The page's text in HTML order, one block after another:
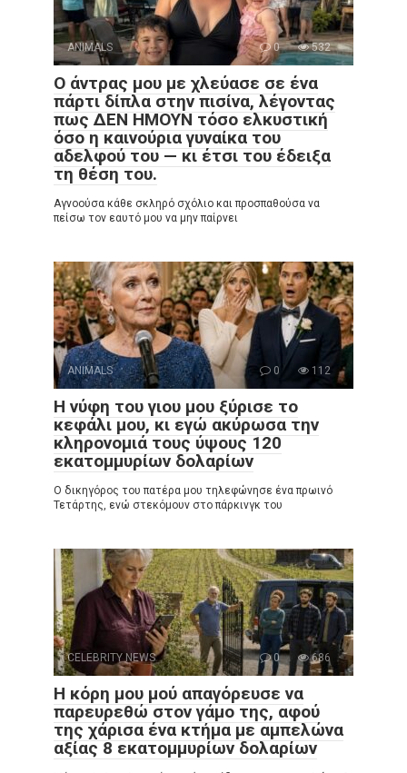
ANIMALS 0 532
Ο άντρας μου με χλεύασε σε ένα
πάρτι δίπλα στην πισίνα, λέγοντας
πως ΔΕΝ ΗΜΟΥΝ τόσο ελκυστική
όσο η καινούρια γυναίκα του
αδελφού του — κι έτσι του έδειξα
τη θέση του.
Αγνοούσα κάθε σκληρό σχόλιο και προσπαθούσα να
πείσω τον εαυτό μου να μην παίρνει
ANIMALS 0 112
Η νύφη του γιου μου ξύρισε το
κεφάλι μου, κι εγώ ακύρωσα την
κληρονομιά τους ύψους 120
εκατομμυρίων δολαρίων
Ο δικηγόρος του πατέρα μου τηλεφώνησε ένα πρωινό
Τετάρτης, ενώ στεκόμουν στο πάρκινγκ του
CELEBRITY NEWS 0 686
Η κόρη μου μού απαγόρευσε να
παρευρεθώ στον γάμο της, αφού
της χάρισα ένα κτήμα με αμπελώνα
αξίας 8 εκατομμυρίων δολαρίων